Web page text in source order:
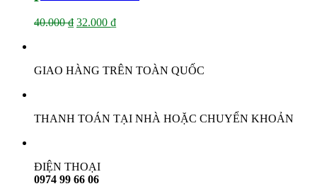
40.000₫ Giá
32.000 ₫Giá
32.000 ₫.
GIAO HÀNG TRÊN TOÀN QUỐC
THANH TOÁN TẠI NHÀ HOẶC CHUYỂN KHOẢN
ĐIỆN THOẠI
0974 99 66 06